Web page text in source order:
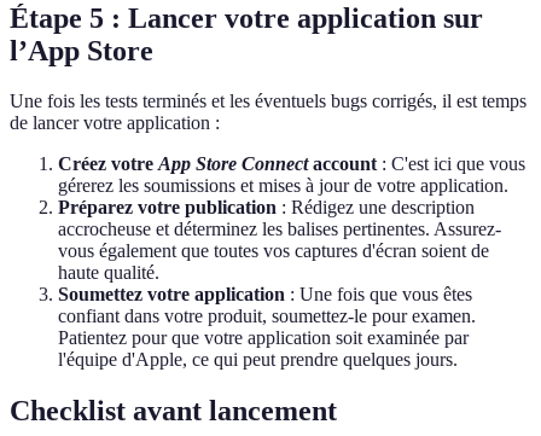
Étape 5 : Lancer votre application sur
l’App Store
Une fois les tests terminés et les éventuels bugs corrigés, il est temps
de lancer votre application :
Créez votreApp Store Connectaccount: C'est ici que vous
gérerez les soumissions et mises à jour de votre application.
Préparez votre publication : Rédigez une description
accrocheuse et déterminez les balises pertinentes. Assurez-
vous également que toutes vos captures d'écran soient de
haute qualité.
Soumettez votre application : Une fois que vous êtes
confiant dans votre produit, soumettez-le pour examen.
Patientez pour que votre application soit examinée par
l'équipe d'Apple, ce qui peut prendre quelques jours.
Checklist avant lancement